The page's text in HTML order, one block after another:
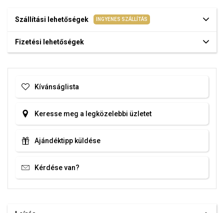
Szállítási lehetőségek INGYENES SZÁLLÍTÁS
Fizetési lehetőségek
Kívánságlista
Keresse meg a legközelebbi üzletet
Ajándéktipp küldése
Kérdése van?